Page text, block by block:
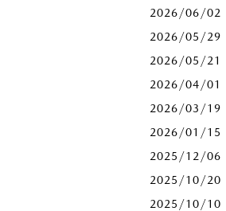
2026/06/02
2026/05/29
2026/05/21
2026/04/01
2026/03/19
2026/01/15
2025/12/06
2025/10/20
2025/10/10